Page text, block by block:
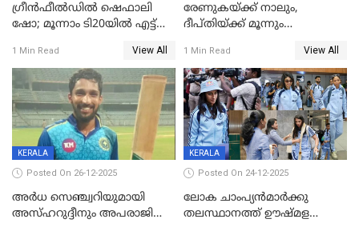
ഗ്രീന്‍ഫീല്‍ഡില്‍ ഷെഫാലി
ഷോ; മൂന്നാം ടി20യിൽ എട്ട്
വനിതകള്‍ക്കെതിരായ ടി20
പരമ്പര ഇന്ത്യക്ക്
1 Min Read View All
രേണുകയ്ക്ക് നാലും,
ദീപ്തിയ്ക്ക് മൂന്നും
ടി20യിലും ശ്രീലങ്കയ്ക്ക്
ബാറ്റിംഗ് തകര്‍ച്ച; ഇന്ത്യയ്ക്ക്
വിജയലക്ഷ്യം 113 റൺസ്
1 Min Read View All
KERALA
Posted On 26-12-2025
അർധ സെഞ്ച്വറിയുമായി
അസ്ഹറുദ്ദീനും അപരാജിതും
KERALA
Posted On 24-12-2025
ലോക ചാംപ്യൻമാർക്കു
തലസ്ഥാനത്ത് ഊഷ്മള